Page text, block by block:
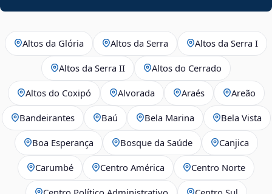
Altos da Glória Altos da Serra Altos da Serra I
Altos da Serra II Altos do Cerrado
Altos do Coxipó Alvorada Araés Areão
Bandeirantes Baú Bela Marina Bela Vista
Boa Esperança Bosque da Saúde Canjica
Carumbé Centro América Centro Norte